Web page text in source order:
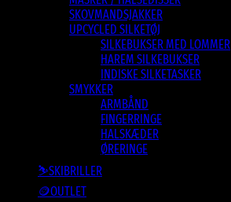
SKOVMANDSJAKKER
UPCYCLED SILKETØJ
SILKEBUKSER MED LOMMER
HAREM SILKEBUKSER
INDISKE SILKETASKER
SMYKKER
ARMBÅND
FINGERRINGE
HALSKÆDER
ØRERINGE
⛷️SKIBRILLER
🪙OUTLET